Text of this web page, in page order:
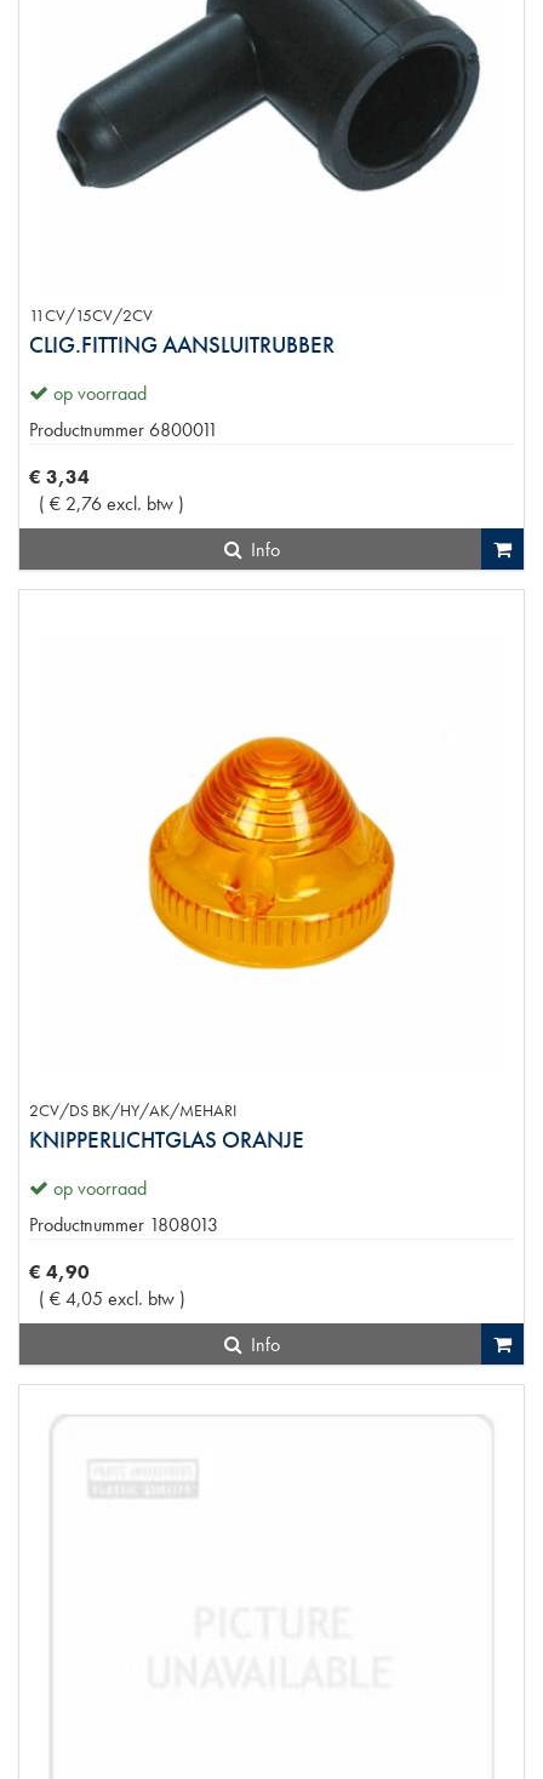
11CV/15CV/2CV
CLIG.FITTING AANSLUITRUBBER
op voorraad
Productnummer 6800011
€ 3,34
( € 2,76excl. btw )
Info
2CV/DS BK/HY/AK/MEHARI
KNIPPERLICHTGLAS ORANJE
op voorraad
Productnummer 1808013
€ 4,90
( €4,05 excl. btw )
Info